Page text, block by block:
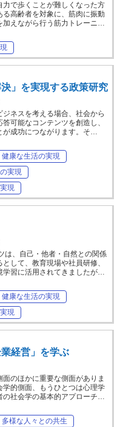
力で歩くことが難しくなった方
る高齢者を対象に、筋肉に振動
加えながら行う筋力トレーニ…
」を実現する政策研究
ジネスを考える場合、社会から
可能なコンテンツを創造し、
が成功につながります。そ…
健康な生活の実現
実現
現
は、自己・他者・自然との関係
して、教育現場や社員研修、
学習に活用されてきましたが…
健康な生活の実現
現
経営」を学ぶ
のほかに重要な側面がありま
学的側面、もうひとつは心理学
の社会学の基本的アプローチ…
多様な人々との共生